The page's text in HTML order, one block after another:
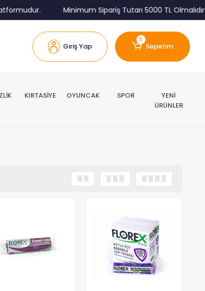
Minimum Sipariş Tutarı 5000 TL Olmalıdır.
Giriş Yap
0
Sepetim
KIRTASİYE OYUNCAK SPOR
YENİ
ÜRÜNLER